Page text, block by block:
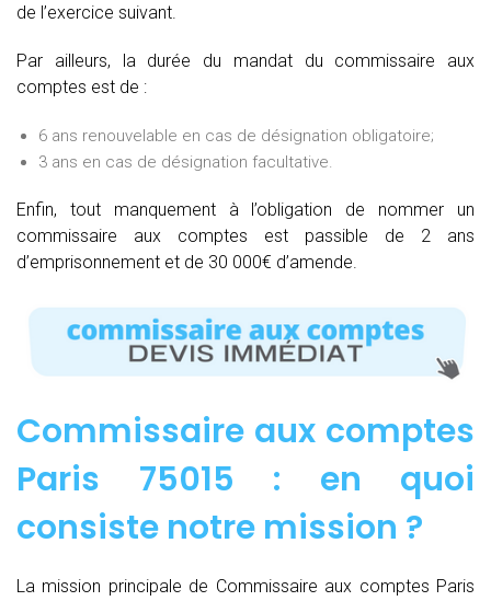
de l’exercice suivant.
Par ailleurs, la durée du mandat du commissaire aux
comptes est de :
6 ans renouvelable en cas de désignation obligatoire;
3 ans en cas de désignation facultative.
Enfin, tout manquement à l’obligation de nommer un
commissaire aux comptes est passible de 2 ans
d’emprisonnement et de 30 000€ d’amende.
Commissaire aux comptes
Paris 75015 : en quoi
consiste notre mission ?
La mission principale de Commissaire aux comptes Paris